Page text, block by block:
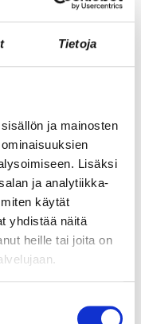
Tietoja
ja mainosten
Lisäksi
ja analytiikka-
käytät
yhdistää näitä
heille tai joita on
TILAT